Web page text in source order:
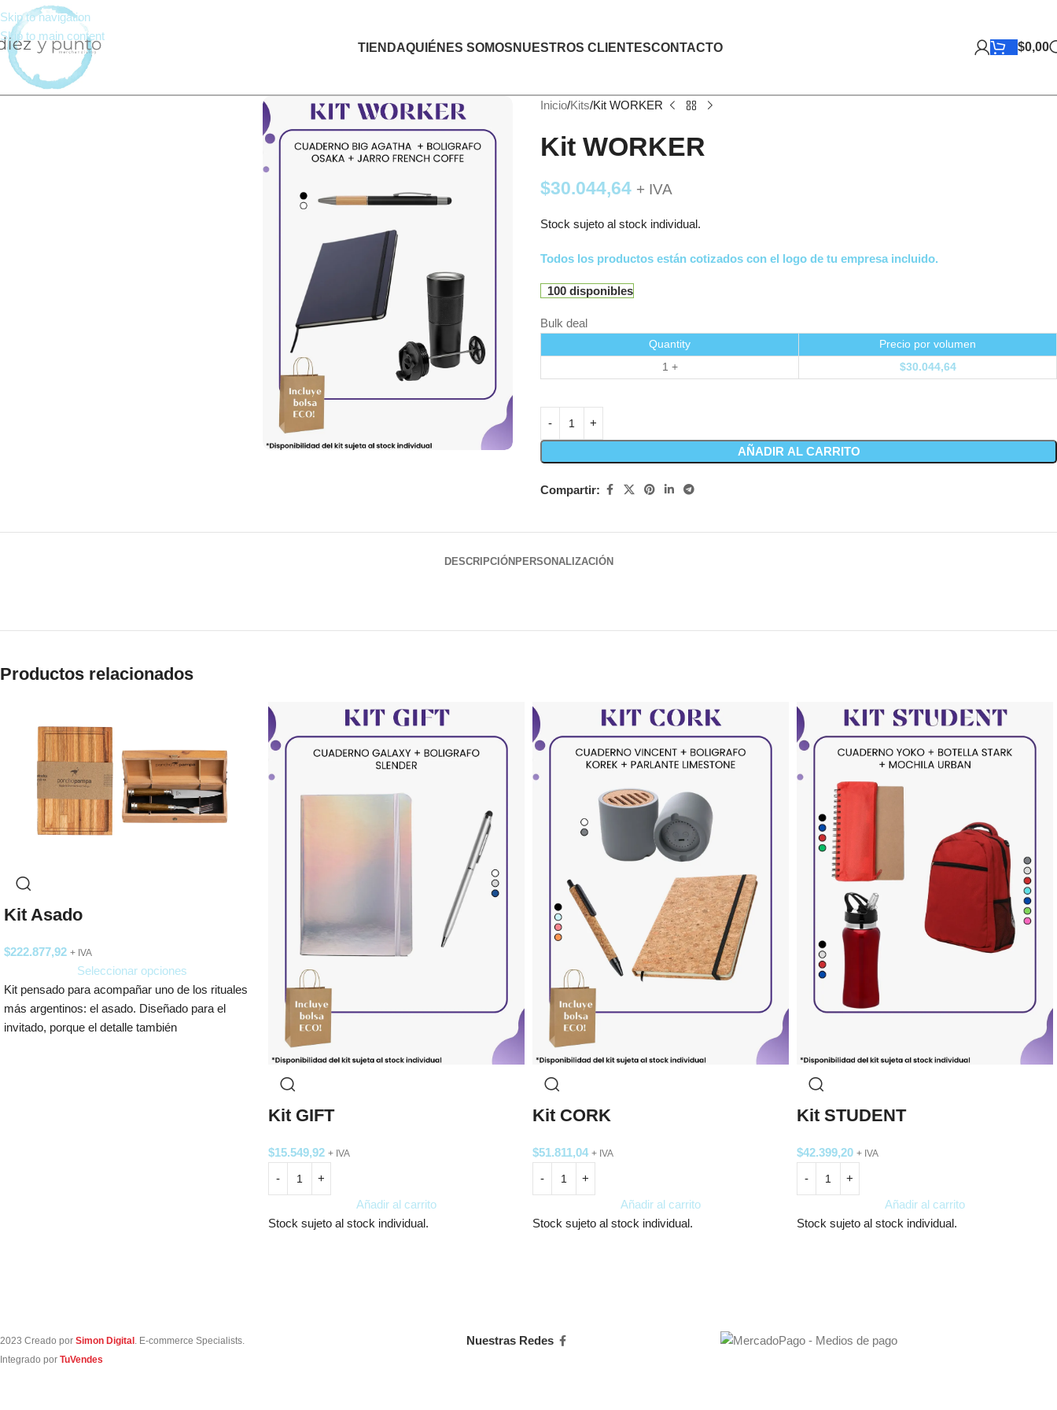
Skip to navigation
Skip to main content
TIENDAQUIÉNES SOMOS NUESTROS CLIENTESCONTACTO $0,00
Inicio Kits Kit WORKER
Kit WORKER
$30.044,64 + IVA
Stock sujeto al stock individual.
Todos los productos están cotizados con el logo de tu empresa incluido.
100 disponibles
Bulk deal
Quantity
Precio por volumen
1 +
$30.044,64
AÑADIR AL CARRITO
Compartir:
DESCRIPCIÓN PERSONALIZACIÓN
Productos relacionados
Kit Asado
$222.877,92 + IVA
Seleccionar opciones
Kit pensado para acompañar uno de los rituales
más argentinos: el asado. Diseñado para el
invitado, porque el detalle también
Kit GIFT
$15.549,92 + IVA
Añadir al carrito
Stock sujeto al stock individual.
Kit CORK
$51.811,04 + IVA
Añadir al carrito
Stock sujeto al stock individual.
Kit STUDENT
$42.399,20 + IVA
Añadir al carrito
Stock sujeto al stock individual.
2023 Creado por Simon Digital . E-commerce Specialists.
Integrado por TuVendes
Nuestras Redes